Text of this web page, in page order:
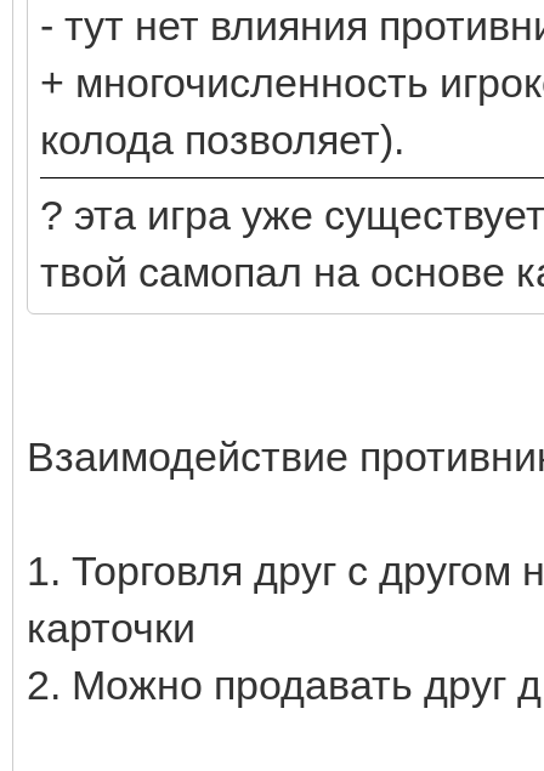
- тут нет влияния
+ многочисленность
колода позволяет).
? эта игра уже
твой самопал на основе
Взаимодействие
1. Торговля друг с
карточки
2. Можно продавать друг